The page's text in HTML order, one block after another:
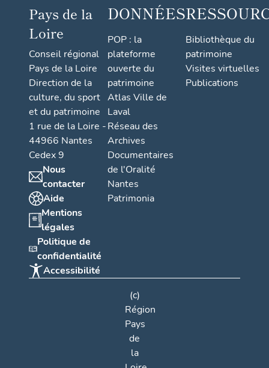
Pays de la
Loire
Conseil régional
Pays de la Loire
Direction de la
culture, du sport
et du patrimoine
1 rue de la Loire -
44966 Nantes
Cedex 9
Nous
contacter
Aide
Mentions
légales
Politique de
confidentialité
Accessibilité
DONNÉES
POP : la
plateforme
ouverte du
patrimoine
Atlas Ville de
Laval
Réseau des
Archives
Documentaires
de l'Oralité
Nantes
Patrimonia
Bibliothèque du
patrimoine
Visites virtuelles
Publications
(c)
Région
Pays
de
la